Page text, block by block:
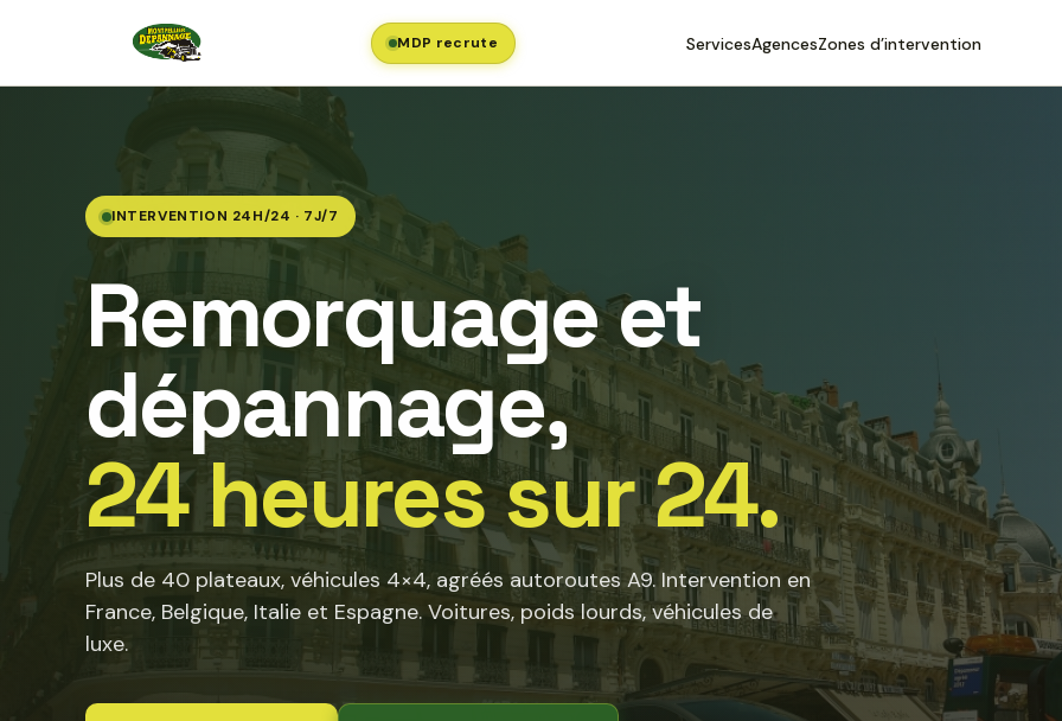
MDP recrute ServicesAgencesZones d’intervention
INTERVENTION 24H/24 · 7J/7
Remorquage et
dépannage,
24 heures sur 24.
Plus de 40 plateaux, véhicules 4×4, agréés autoroutes A9. Intervention en
France, Belgique, Italie et Espagne. Voitures, poids lourds, véhicules de
luxe.